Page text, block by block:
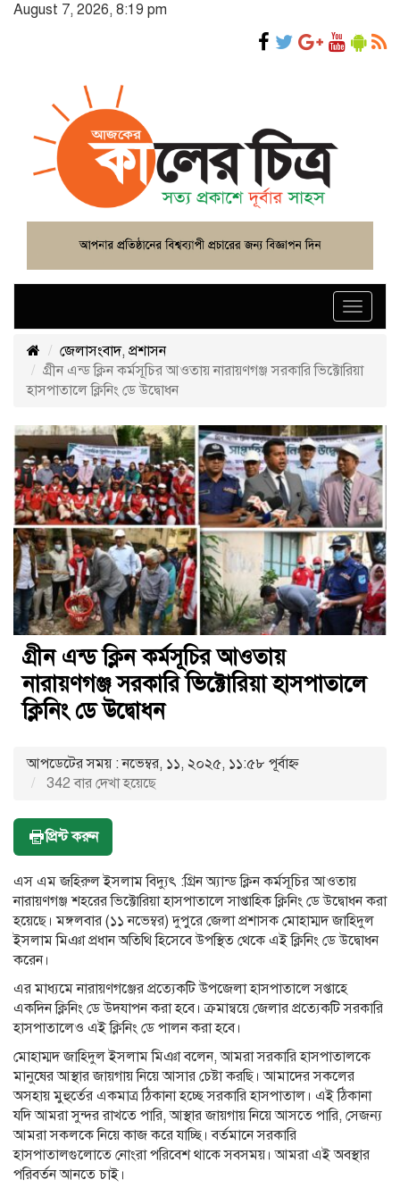
August 7, 2026, 8:19 pm
Toggle
জেলাসংবাদ, প্রশাসন
গ্রীন এন্ড ক্লিন কর্মসূচির আওতায় নারায়ণগঞ্জ সরকারি ভিক্টোরিয়া
হাসপাতালে ক্লিনিং ডে উদ্বোধন
গ্রীন এন্ড ক্লিন কর্মসূচির আওতায়
নারায়ণগঞ্জ সরকারি ভিক্টোরিয়া হাসপাতালে
ক্লিনিং ডে উদ্বোধন
আপডেটের সময় : নভেম্বর, ১১, ২০২৫, ১১:৫৮ পূর্বাহ্ণ
342 বার দেখা হয়েছে
প্রিন্ট করুন
এস এম জহিরুল ইসলাম বিদ্যুৎ :গ্রিন অ্যান্ড ক্লিন কর্মসূচির আওতায়
নারায়ণগঞ্জ শহরের ভিক্টোরিয়া হাসপাতালে সাপ্তাহিক ক্লিনিং ডে উদ্বোধন করা
হয়েছে। মঙ্গলবার (১১ নভেম্বর) দুপুরে জেলা প্রশাসক মোহাম্মদ জাহিদুল
ইসলাম মিঞা প্রধান অতিথি হিসেবে উপস্থিত থেকে এই ক্লিনিং ডে উদ্বোধন
করেন।
এর মাধ্যমে নারায়ণগঞ্জের প্রত্যেকটি উপজেলা হাসপাতালে সপ্তাহে
একদিন ক্লিনিং ডে উদযাপন করা হবে। ক্রমান্বয়ে জেলার প্রত্যেকটি সরকারি
হাসপাতালেও এই ক্লিনিং ডে পালন করা হবে।
মোহাম্মদ জাহিদুল ইসলাম মিঞা বলেন, আমরা সরকারি হাসপাতালকে
মানুষের আস্থার জায়গায় নিয়ে আসার চেষ্টা করছি। আমাদের সকলের
অসহায় মুহুর্তের একমাত্র ঠিকানা হচ্ছে সরকারি হাসপাতাল। এই ঠিকানা
যদি আমরা সুন্দর রাখতে পারি, আস্থার জায়গায় নিয়ে আসতে পারি, সেজন্য
আমরা সকলকে নিয়ে কাজ করে যাচ্ছি। বর্তমানে সরকারি
হাসপাতালগুলোতে নোংরা পরিবেশ থাকে সবসময়। আমরা এই অবস্থার
পরিবর্তন আনতে চাই।